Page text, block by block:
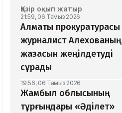
Қазір оқып жатыр
21:59, 06 Тамыз 2026
Алматы прокуратурасы
журналист Алехованың
жазасын жеңілдетуді
сұрады
19:56, 06 Тамыз 2026
Жамбыл облысының
тұрғындары «Әділет»